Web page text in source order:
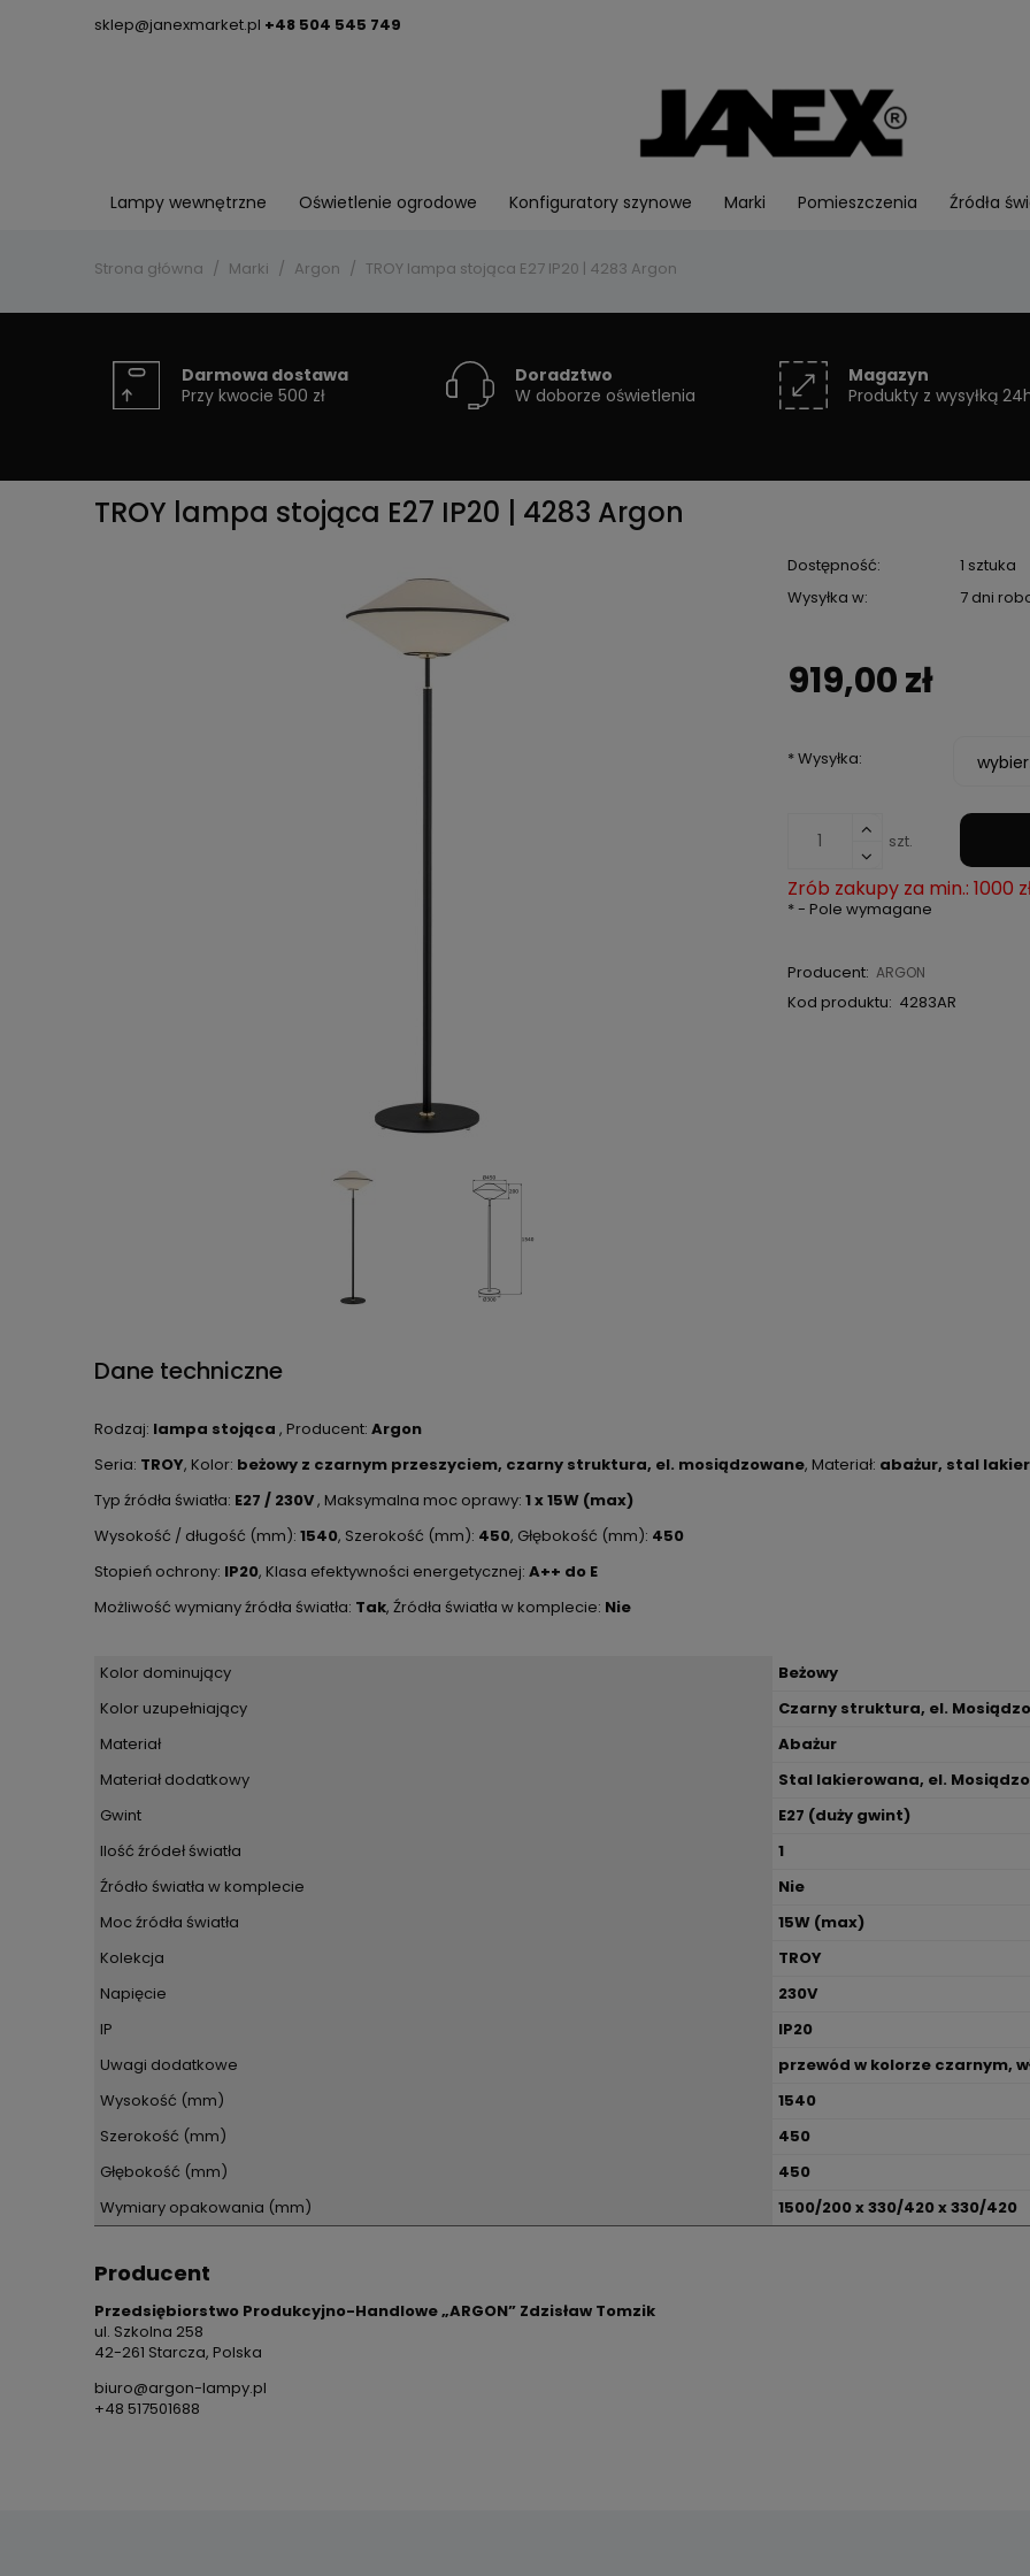
sklep@janexmarket.pl +48 504 545 749
Lampy wewnętrzne Oświetlenie ogrodowe Konfiguratory szynowe Marki Pomieszczenia Źródła
Strona główna Marki Argon TROY lampa stojąca E27 IP20 | 4283 Argon
Darmowa dostawa
Przy kwocie 500 zł
Doradztwo
W doborze oświetlenia
Magazyn
Produkty z wysyłką
TROY lampa stojąca E27 IP20 | 4283 Argon
Dostępność:
1 sztuka
Wysyłka w:
7 dni
919,00 zł
*Wysyłka:
szt.
Zrób zakupy za min.: 1000
*- Pole wymagane
Producent: ARGON
Kod produktu: 4283AR
Dane techniczne
Rodzaj: lampa stojąca , Producent: Argon
Seria: TROY, Kolor: beżowy z czarnym przeszyciem, czarny struktura, el. mosiądzowane, Materiał: abażur, stal
Typ źródła światła: E27 / 230V, Maksymalna moc oprawy: 1 x 15W (max)
Wysokość / długość (mm): 1540, Szerokość (mm): 450, Głębokość (mm): 450
Stopień ochrony: IP20, Klasa efektywności energetycznej: A++ do E
Możliwość wymiany źródła światła: Tak, Źródła światła w komplecie: Nie
Kolor dominujący
Beżowy
Kolor uzupełniający
Czarny struktura, el.
Materiał
Abażur
Materiał dodatkowy
Stal lakierowana, el.
Gwint
E27 (duży gwint)
Ilość źródeł światła
1
Źródło światła w komplecie
Nie
Moc źródła światła
15W (max)
Kolekcja
TROY
Napięcie
230V
IP
IP20
Uwagi dodatkowe
przewód w kolorze czarnym,
Wysokość (mm)
1540
Szerokość (mm)
450
Głębokość (mm)
450
Wymiary opakowania (mm)
1500/200 x 330/420 x 330/420
Producent
Przedsiębiorstwo Produkcyjno-Handlowe „ARGON” Zdzisław Tomzik
ul. Szkolna 258
42-261 Starcza, Polska
biuro@argon-lampy.pl
+48 517501688